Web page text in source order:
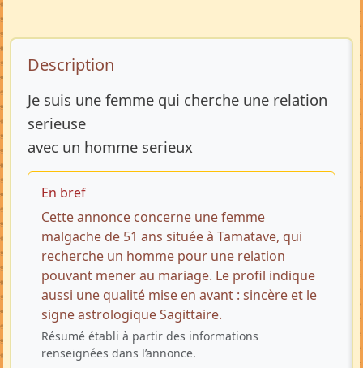
Description de l’annonce
Description
Je suis une femme qui cherche une relation
serieuse
avec un homme serieux
En bref
Cette annonce concerne une femme
malgache de 51 ans située à Tamatave, qui
recherche un homme pour une relation
pouvant mener au mariage. Le profil indique
aussi une qualité mise en avant : sincère et le
signe astrologique Sagittaire.
Résumé établi à partir des informations
renseignées dans l’annonce.